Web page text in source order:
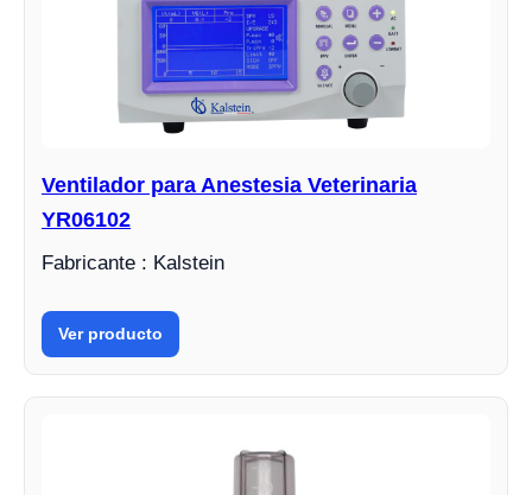
Ventilador para Anestesia Veterinaria
YR06102
Fabricante : Kalstein
Ver producto